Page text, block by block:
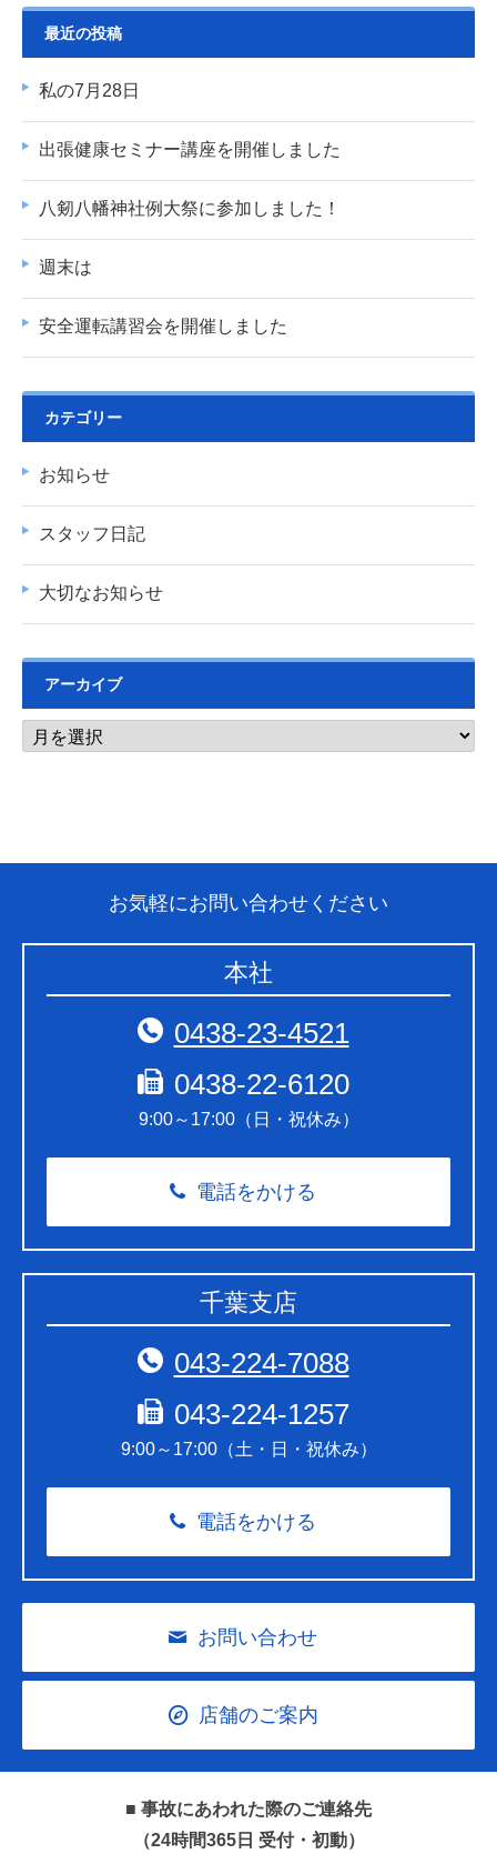
最近の投稿
私の7月28日
出張健康セミナー講座を開催しました
八剱八幡神社例大祭に参加しました！
週末は
安全運転講習会を開催しました
カテゴリー
お知らせ
スタッフ日記
大切なお知らせ
アーカイブ
お気軽にお問い合わせください
本社
0438-23-4521
0438-22-6120
9:00～17:00（日・祝休み）
電話をかける
千葉支店
043-224-7088
043-224-1257
9:00～17:00（土・日・祝休み）
電話をかける
お問い合わせ
店舗のご案内
■ 事故にあわれた際のご連絡先
（24時間365日 受付・初動）